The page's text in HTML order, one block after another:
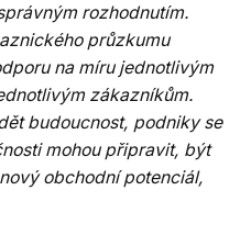
rozhodnutím.
průzkumu
na míru jednotlivým
zákazníkům.
budoucnost, podniky se
mohou připravit, být
obchodní potenciál,